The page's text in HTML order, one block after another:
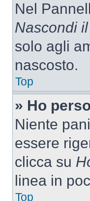
Nel
Nascondi
solo agli
nascosto.
Top
» Ho
Niente
essere
clicca su
linea in
Top